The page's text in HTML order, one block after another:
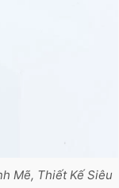
Mẽ, Thiết Kế Siêu